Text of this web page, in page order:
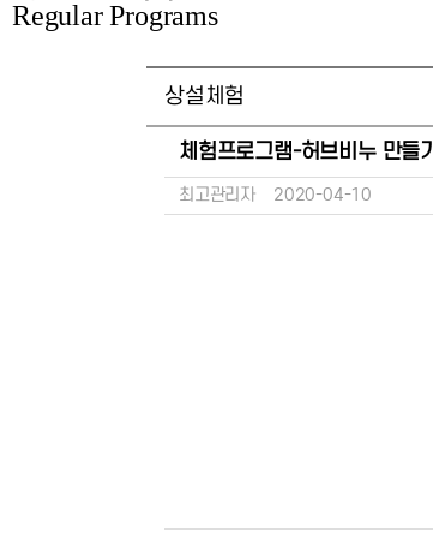
Regular Programs
상설체험
체험프로그램-허브비누 만들기
최고관리자 2020-04-10